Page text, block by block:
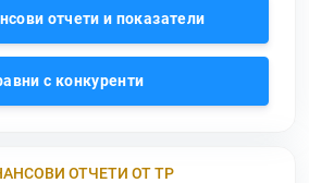
отчети и показатели
с конкуренти
ОТЧЕТИ ОТ ТР